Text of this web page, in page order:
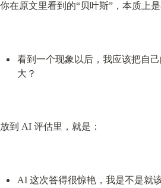
你在原文里看到的“贝叶斯”，本质上
看到一个现象以后，我应该把自
大？
放到 AI 评估里，就是：
AI 这次答得很惊艳，我是不是就